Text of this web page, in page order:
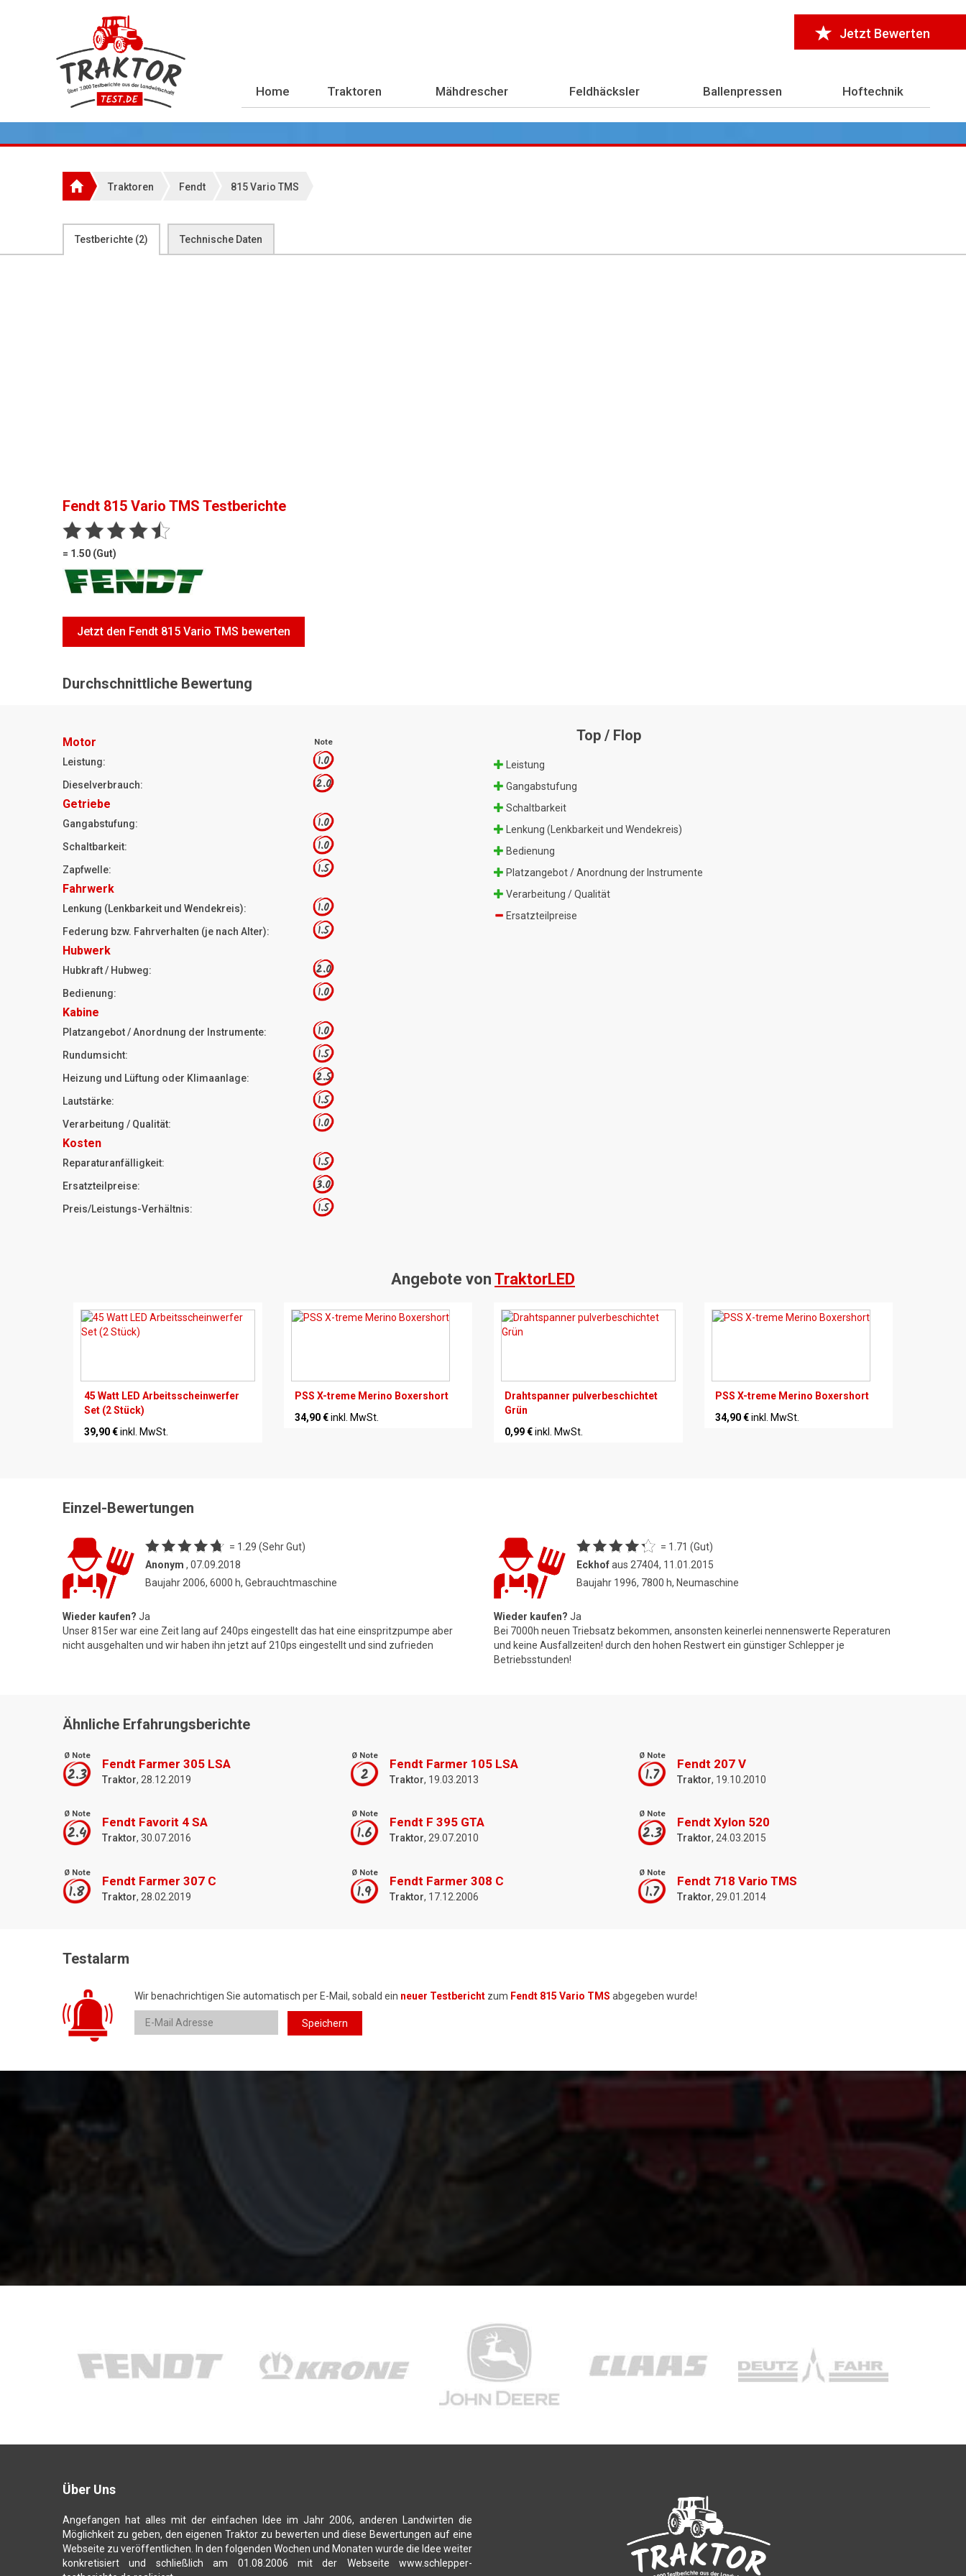
Jetzt Bewerten
Home Traktoren Mähdrescher Feldhäcksler Ballenpressen Hoftechnik
Traktoren Fendt 815 Vario TMS
Testberichte (2) Technische Daten
Fendt 815 Vario TMS Testberichte
= 1.50 (Gut)
Jetzt den Fendt 815 Vario TMS bewerten
Durchschnittliche Bewertung
Motor Note
Leistung: 1.0
Dieselverbrauch: 2.0
Getriebe
Gangabstufung: 1.0
Schaltbarkeit: 1.0
Zapfwelle: 1.5
Fahrwerk
Lenkung (Lenkbarkeit und Wendekreis): 1.0
Federung bzw. Fahrverhalten (je nach Alter): 1.5
Hubwerk
Hubkraft / Hubweg: 2.0
Bedienung: 1.0
Kabine
Platzangebot / Anordnung der Instrumente: 1.0
Rundumsicht: 1.5
Heizung und Lüftung oder Klimaanlage: 2.5
Lautstärke: 1.5
Verarbeitung / Qualität: 1.0
Kosten
Reparaturanfälligkeit: 1.5
Ersatzteilpreise: 3.0
Preis/Leistungs-Verhältnis: 1.5
Top / Flop
Leistung
Gangabstufung
Schaltbarkeit
Lenkung (Lenkbarkeit und Wendekreis)
Bedienung
Platzangebot / Anordnung der Instrumente
Verarbeitung / Qualität
Ersatzteilpreise
Angebote von TraktorLED
45 Watt LED Arbeitsscheinwerfer
Set (2 Stück)
39,90 €inkl. MwSt.
PSS X-treme Merino Boxershort
34,90 € inkl. MwSt.
Drahtspanner pulverbeschichtet
Grün
0,99 €inkl. MwSt.
PSS X-treme Merino Boxershort
34,90 € inkl. MwSt.
Einzel-Bewertungen
= 1.29 (Sehr Gut)
Anonym , 07.09.2018
Baujahr 2006, 6000 h, Gebrauchtmaschine
Wieder kaufen? Ja
Unser 815er war eine Zeit lang auf 240ps eingestellt das hat eine einspritzpumpe aber
nicht ausgehalten und wir haben ihn jetzt auf 210ps eingestellt und sind zufrieden
= 1.71 (Gut)
Eckhofaus 27404, 11.01.2015
Baujahr 1996, 7800 h, Neumaschine
Wieder kaufen? Ja
Bei 7000h neuen Triebsatz bekommen, ansonsten keinerlei nennenswerte Reperaturen
und keine Ausfallzeiten! durch den hohen Restwert ein günstiger Schlepper je
Betriebsstunden!
Ähnliche Erfahrungsberichte
Ø Note
2.3
Fendt Farmer 305 LSA
Traktor, 28.12.2019
Ø Note
2
Fendt Farmer 105 LSA
Traktor, 19.03.2013
Ø Note
1.7
Fendt 207 V
Traktor, 19.10.2010
Ø Note
2.4
Fendt Favorit 4 SA
Traktor, 30.07.2016
Ø Note
1.6
Fendt F 395 GTA
Traktor, 29.07.2010
Ø Note
2.3
Fendt Xylon 520
Traktor, 24.03.2015
Ø Note
1.8
Fendt Farmer 307 C
Traktor, 28.02.2019
Ø Note
1.9
Fendt Farmer 308 C
Traktor, 17.12.2006
Ø Note
1.7
Fendt 718 Vario TMS
Traktor, 29.01.2014
Testalarm
Wir benachrichtigen Sie automatisch per E-Mail, sobald ein neuer Testbericht zum Fendt 815 Vario TMS abgegeben wurde!
Speichern
Über Uns
Angefangen hat alles mit der einfachen Idee im Jahr 2006, anderen Landwirten die
Möglichkeit zu geben, den eigenen Traktor zu bewerten und diese Bewertungen auf eine
Webseite zu veröffentlichen. In den folgenden Wochen und Monaten wurde die Idee weiter
konkretisiert und schließlich am 01.08.2006 mit der Webseite www.schlepper-